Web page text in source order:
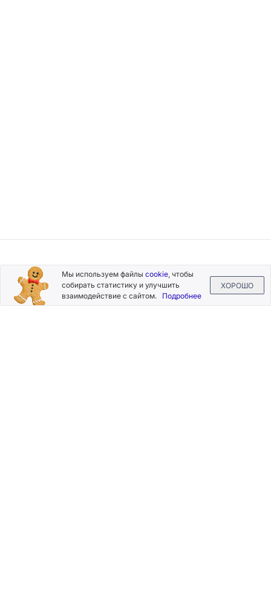
Подписывайтесь
на новости и акции
Мы используем файлы cookie, чтобы
собирать статистику и улучшить
взаимодействие с сайтом. Подробнее
ХОРОШО